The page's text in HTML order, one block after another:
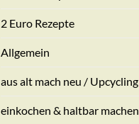
2 Euro Rezepte
Allgemein
aus alt mach neu / Upcycling
einkochen & haltbar machen